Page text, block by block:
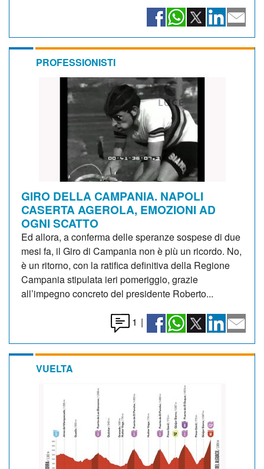
PROFESSIONISTI
GIRO DELLA CAMPANIA. NAPOLI
CASERTA AGEROLA, EMOZIONI AD
OGNI SCATTO
Ed allora, a conferma delle speranze sospese di due
mesi fa, il Giro di Campania non è più un ricordo. No,
è un ritorno, con la ratifica definitiva della Regione
Campania stipulata ieri pomeriggio, grazie
all’impegno concreto del presidente Roberto...
1 |
VUELTA